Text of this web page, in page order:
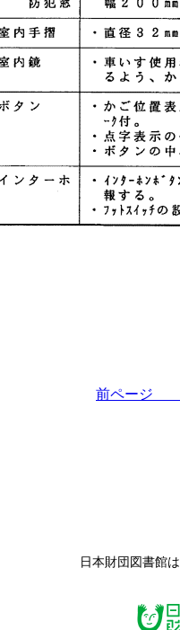
前ペー
日本財団図書館